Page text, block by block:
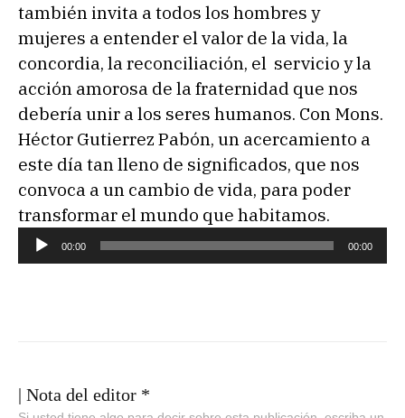
también invita a todos los hombres y
mujeres a entender el valor de la vida, la
concordia, la reconciliación, el servicio y la
acción amorosa de la fraternidad que nos
debería unir a los seres humanos. Con Mons.
Héctor Gutierrez Pabón, un acercamiento a
este día tan lleno de significados, que nos
convoca a un cambio de vida, para poder
transformar el mundo que habitamos.
e
u
00:00 00:00
| Nota del editor *